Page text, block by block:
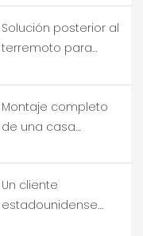
Decoración de
Edificios de China
(Guangzhou).
Solución posterior al
terremoto para
Montaje completo
de una casa
principio a fin
Un cliente
estadounidense